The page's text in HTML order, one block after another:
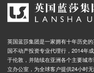
英国蓝莎集团是一家拥有十年历史
国不动产投资专业代理行，2014年
于伦敦，并陆续在亚洲各个主要城
立办公室，为全球客户提供24小时